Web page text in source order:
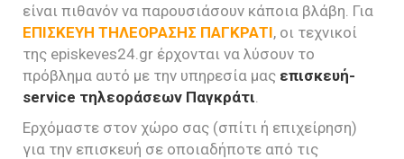
είναι πιθανόν να παρουσιάσουν κάποια βλάβη. Για
ΕΠΙΣΚΕΥΗ ΤΗΛΕΟΡΑΣΗΣ ΠΑΓΚΡΑΤΙ, οι τεχνικοί
της episkeves24.gr έρχονται να λύσουν το
πρόβλημα αυτό με την υπηρεσία μας επισκευή-
service τηλεοράσεων Παγκράτι
Ερχόμαστε στον χώρο σας (σπίτι ή επιχείρηση)
για την επισκευή σε οποιαδήποτε από τις